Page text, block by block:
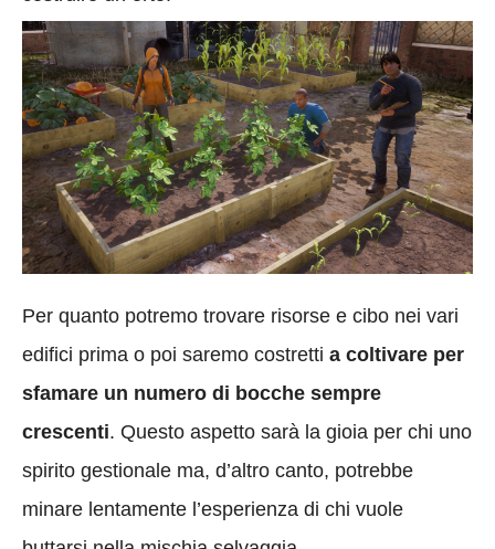
Per quanto potremo trovare risorse e cibo nei vari
edifici prima o poi saremo costretti a coltivare per
sfamare un numero di bocche sempre
crescenti. Questo aspetto sarà la gioia per chi uno
spirito gestionale ma, d’altro canto, potrebbe
minare lentamente l’esperienza di chi vuole